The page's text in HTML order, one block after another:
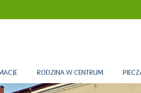
RODZINA W CENTRUM